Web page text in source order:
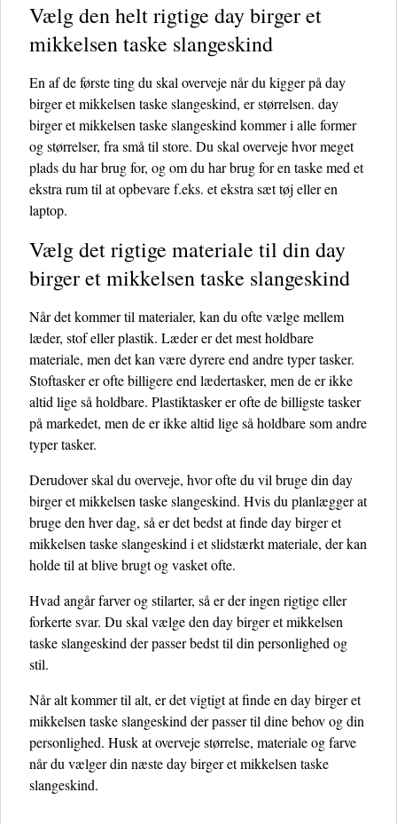
Vælg den helt rigtige day birger et
mikkelsen taske slangeskind
En af de første ting du skal overveje når du kigger på day
birger et mikkelsen taske slangeskind, er størrelsen. day
birger et mikkelsen taske slangeskind kommer i alle former
og størrelser, fra små til store. Du skal overveje hvor meget
plads du har brug for, og om du har brug for en taske med et
ekstra rum til at opbevare f.eks. et ekstra sæt tøj eller en
laptop.
Vælg det rigtige materiale til din day
birger et mikkelsen taske slangeskind
Når det kommer til materialer, kan du ofte vælge mellem
læder, stof eller plastik. Læder er det mest holdbare
materiale, men det kan være dyrere end andre typer tasker.
Stoftasker er ofte billigere end lædertasker, men de er ikke
altid lige så holdbare. Plastiktasker er ofte de billigste tasker
på markedet, men de er ikke altid lige så holdbare som andre
typer tasker.
Derudover skal du overveje, hvor ofte du vil bruge din day
birger et mikkelsen taske slangeskind. Hvis du planlægger at
bruge den hver dag, så er det bedst at finde day birger et
mikkelsen taske slangeskind i et slidstærkt materiale, der kan
holde til at blive brugt og vasket ofte.
Hvad angår farver og stilarter, så er der ingen rigtige eller
forkerte svar. Du skal vælge den day birger et mikkelsen
taske slangeskind der passer bedst til din personlighed og
stil.
Når alt kommer til alt, er det vigtigt at finde en day birger et
mikkelsen taske slangeskind der passer til dine behov og din
personlighed. Husk at overveje størrelse, materiale og farve
når du vælger din næste day birger et mikkelsen taske
slangeskind.